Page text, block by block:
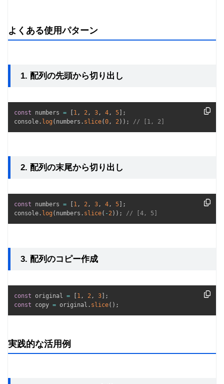
よくある使用パターン
1. 配列の先頭から切り出し
const numbers = 1, 2, 3, 4, 5
;
console . log ( numbers . slice(0, 2) ) ; // [1, 2]
2. 配列の末尾から切り出し
const numbers = 1, 2, 3, 4, 5
;
console . log ( numbers . slice( - 2) ) ; // [4, 5]
3. 配列のコピー作成
const original = 1, 2, 3
;
const copy = original . slice( ) ;
実践的な活用例